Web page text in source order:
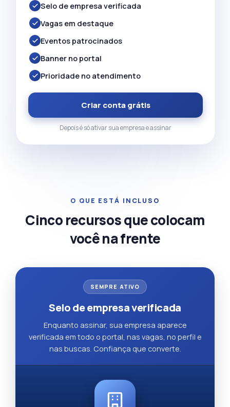
Selo de empresa verificada
Vagas em destaque
Eventos patrocinados
Banner no portal
Prioridade no atendimento
Criar conta grátis
Depois é só ativar sua empresa e assinar
O QUE ESTÁ INCLUSO
Cinco recursos que colocam
você na frente
SEMPRE ATIVO
Selo de empresa verificada
Enquanto assinar, sua empresa aparece
verificada em todo o portal, nas vagas, no perfil e
nas buscas. Confiança que converte.